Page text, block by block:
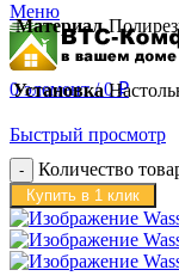
Меню
0элемент / 0₽
Материал
Установка
Быстрый просмотр
Количество
Купить в 1 клик